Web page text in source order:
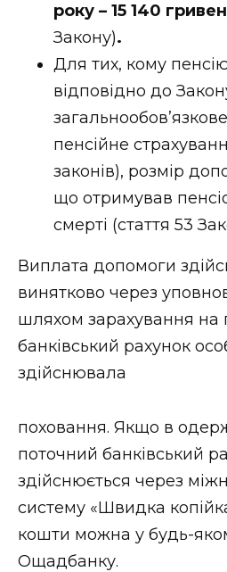
року – 15 140
Закону).
Для тих, кому
відповідно до
пенсійне
законів), розмір
що отримував
смерті (стаття 53
Виплата допомоги
винятково через
шляхом зарахування на
банківський рахунок
здійснювала
поховання. Якщо в
поточний банківський
здійснюється через
систему «Швидка
кошти можна у будь-
Ощадбанку.